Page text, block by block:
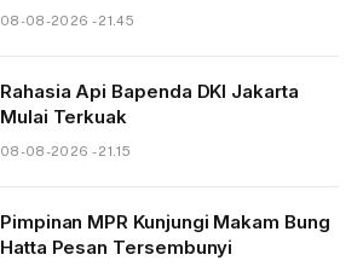
08-08-2026 - 21.45
Rahasia Api Bapenda DKI Jakarta
Mulai Terkuak
08-08-2026 - 21.15
Pimpinan MPR Kunjungi Makam Bung
Hatta Pesan Tersembunyi